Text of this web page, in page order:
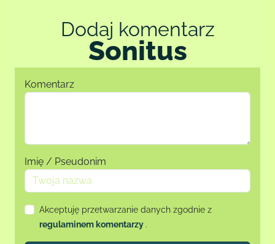
Dodaj komentarz
Sonitus
Komentarz
Imię / Pseudonim
Akceptuję przetwarzanie danych zgodnie z
regulaminem komentarzy .